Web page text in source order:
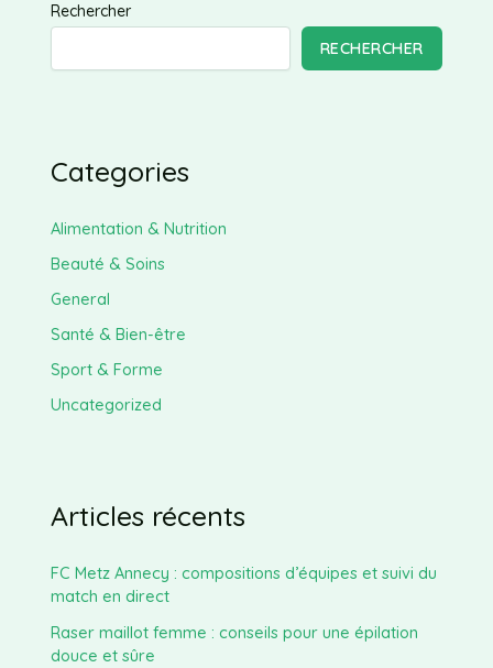
Rechercher
RECHERCHER
Categories
Alimentation & Nutrition
Beauté & Soins
General
Santé & Bien-être
Sport & Forme
Uncategorized
Articles récents
FC Metz Annecy : compositions d’équipes et suivi du
match en direct
Raser maillot femme : conseils pour une épilation
douce et sûre